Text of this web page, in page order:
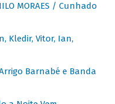
MORAES / Cunhado
Kledir, Vitor, Ian,
Arrigo Barnabé e Banda